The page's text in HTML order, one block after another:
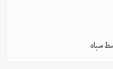
سپاه